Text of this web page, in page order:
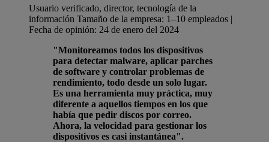
Usuario verificado, director, tecnología de la
información Tamaño de la empresa: 1–10 empleados |
Fecha de opinión: 24 de enero del 2024
"Monitoreamos todos los dispositivos
para detectar malware, aplicar parches
de software y controlar problemas de
rendimiento, todo desde un solo lugar.
Es una herramienta muy práctica, muy
diferente a aquellos tiempos en los que
había que pedir discos por correo.
Ahora, la velocidad para gestionar los
dispositivos es casi instantánea".